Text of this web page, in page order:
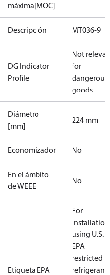
máxima[MOC]
Descripción MT036-9
DG Indicator
Profile
Not relevant
for
dangerous
goods
Diámetro
[mm]
224 mm
Economizador No
En el ámbito
de WEEE
No
Etiqueta EPA
For
installations
using U.S.
EPA
restricted
refrigerants,